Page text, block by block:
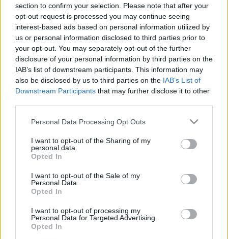
section to confirm your selection. Please note that after your
opt-out request is processed you may continue seeing
interest-based ads based on personal information utilized by
us or personal information disclosed to third parties prior to
your opt-out. You may separately opt-out of the further
disclosure of your personal information by third parties on the
IAB’s list of downstream participants. This information may
also be disclosed by us to third parties on the IAB’s List of
Downstream Participants that may further disclose it to other
Please note that this website/app uses one or more Google
not limited to your visit or usage behaviour. You may click to
grant or deny consent to Google and its third-party tags to
use your data for below specified purposes in below Google
consent section.
Personal Data Processing Opt Outs
I want to opt-out of the Sharing of my
personal data.
Opted In
I want to opt-out of the Sale of my
Personal Data.
Opted In
I want to opt-out of processing my
Personal Data for Targeted Advertising.
Opted In
Országos hírek Duna hőség
Megérkezett az eső a Duna
vízgyűjtőjére
TOVÁBBKÉPZÉSEKKEL ERŐSÍT A GÁL FERENC
A LAKOSSÁGRA IS FONTOS SZEREP HÁRUL A
SZÚNYOGINVÁZIÓ ELKERÜLÉSÉBEN
Országos hírek vízgazdálkodás